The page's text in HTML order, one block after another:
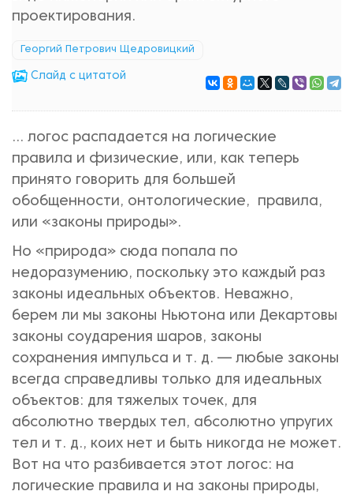
проектирования.
Георгий Петрович Щедровицкий
Cлайд с цитатой
... логос распадается на логические
правила и физические, или, как теперь
принято говорить для большей
обобщенности, онтологические, правила,
или «законы природы».
Но «природа» сюда попала по
недоразумению, поскольку это каждый раз
законы идеальных объектов. Неважно,
берем ли мы законы Ньютона или Декартовы
законы соударения шаров, законы
сохранения импульса и т. д. — любые законы
всегда справедливы только для идеальных
объектов: для тяжелых точек, для
абсолютно твердых тел, абсолютно упругих
тел и т. д., коих нет и быть никогда не может.
Вот на что разбивается этот логос: на
логические правила и на законы природы,